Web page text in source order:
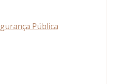
Pública